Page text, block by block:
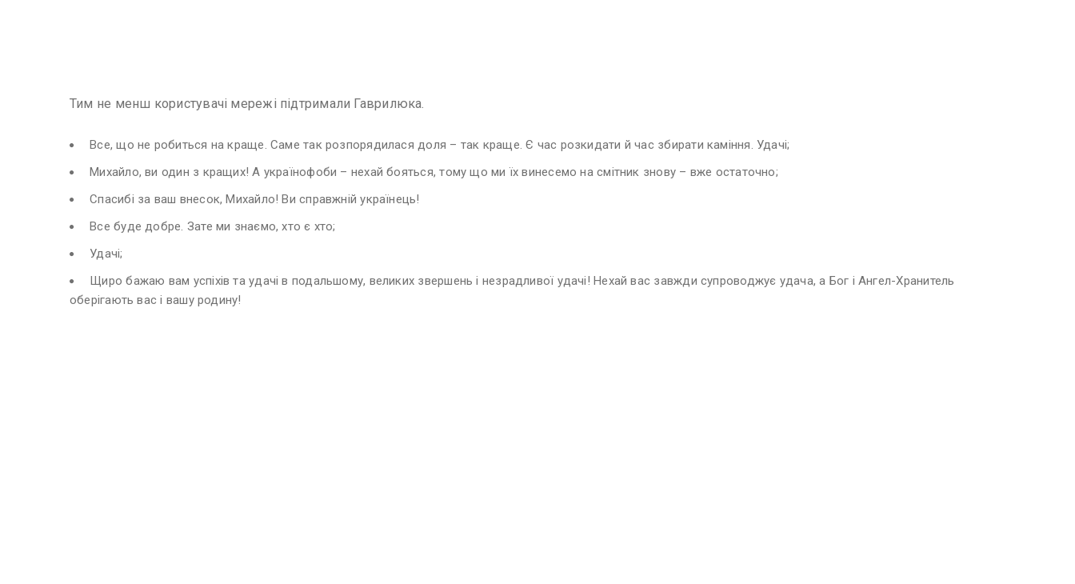
Тим не менш користувачі мережі підтримали Гаврилюка.
Все, що не робиться на краще. Саме так розпорядилася доля – так краще. Є час розкидати й час збирати каміння. Удачі;
Михайло, ви один з кращих! А українофоби – нехай бояться, тому що ми їх винесемо на смітник знову – вже остаточно;
Спасибі за ваш внесок, Михайло! Ви справжній українець!
Все буде добре. Зате ми знаємо, хто є хто;
Удачі;
Щиро бажаю вам успіхів та удачі в подальшому, великих звершень і незрадливої удачі! Нехай вас завжди супроводжує удача, а Бог і Ангел-Хранитель
оберігають вас і вашу родину!